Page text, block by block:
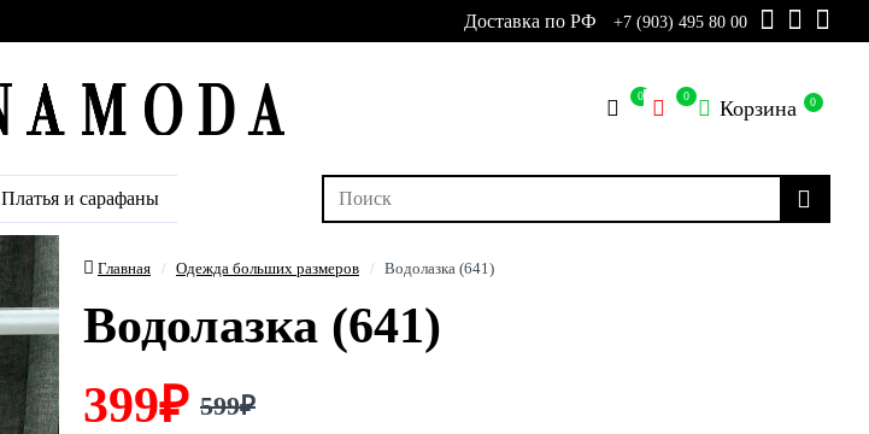
Доставка по РФ +7 (903) 495 80 00
0 0 Корзина 0
Платья и сарафаны
Главная Одежда больших размеров Водолазка (641)
Водолазка (641)
399₽ 599₽